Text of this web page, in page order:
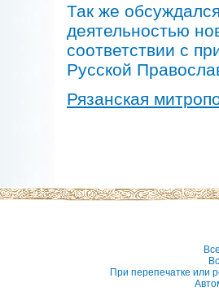
Так же
деятельностью
соответствии с
Русской
Рязанская
При перепечатке или